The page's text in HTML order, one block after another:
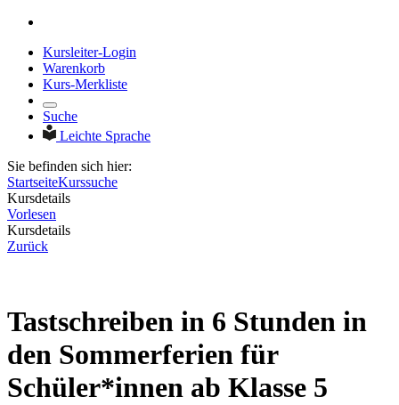
Kursleiter-Login
Warenkorb
Kurs-Merkliste
Suche
Leichte Sprache
Sie befinden sich hier:
StartseiteKurssuche
Kursdetails
Vorlesen
Kursdetails
Zurück
Tastschreiben in 6 Stunden in
den Sommerferien für
Schüler*innen ab Klasse 5